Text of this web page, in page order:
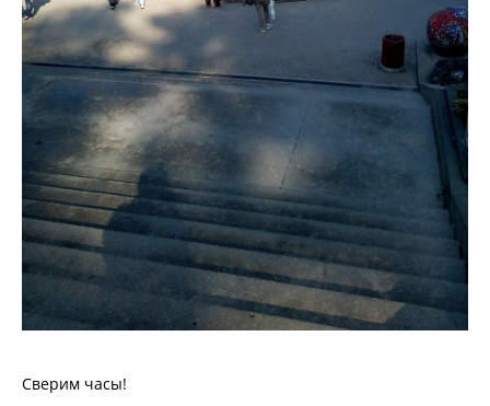
Сверим часы!